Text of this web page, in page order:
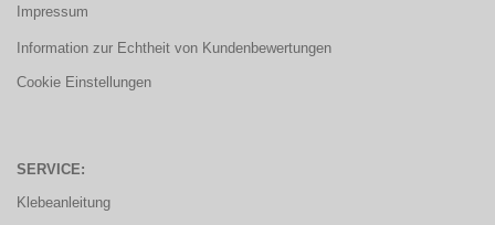
Impressum
Information zur Echtheit von Kundenbewertungen
Cookie Einstellungen
SERVICE:
Klebeanleitung